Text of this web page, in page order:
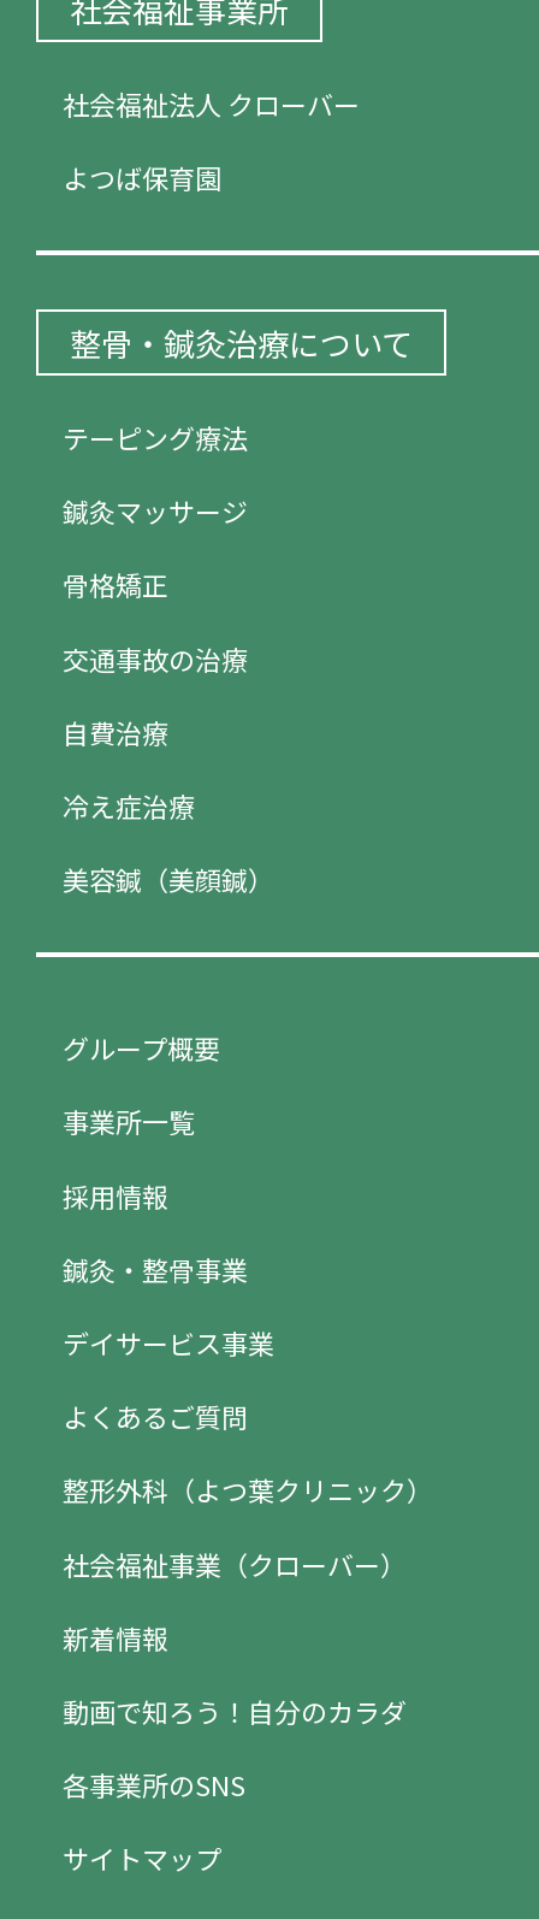
社会福祉法人 クローバー
よつば保育園
整骨・鍼灸治療について
テーピング療法
鍼灸マッサージ
骨格矯正
交通事故の治療
自費治療
冷え症治療
美容鍼（美顔鍼）
グループ概要
事業所一覧
採用情報
鍼灸・整骨事業
デイサービス事業
よくあるご質問
整形外科（よつ葉クリニック）
社会福祉事業（クローバー）
新着情報
動画で知ろう！自分のカラダ
各事業所のSNS
サイトマップ